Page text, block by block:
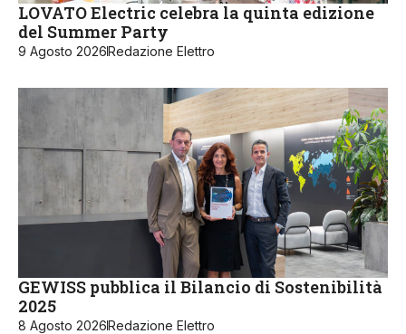
LOVATO Electric celebra la quinta edizione
del Summer Party
9 Agosto 2026Redazione Elettro
GEWISS pubblica il Bilancio di Sostenibilità
2025
8 Agosto 2026Redazione Elettro